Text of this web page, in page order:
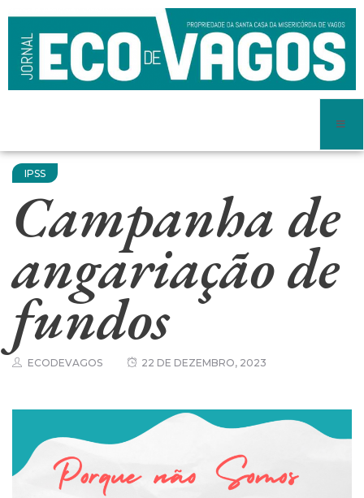
IPSS
Campanha de
angariação de
fundos
ECODEVAGOS 22 DE DEZEMBRO, 2023